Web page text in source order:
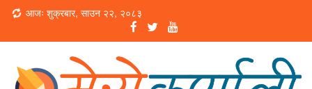
Loading...
आजः शुक्रबार, साउन २२, २०८३